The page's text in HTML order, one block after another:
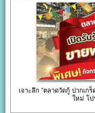
เจาะลึก “ตลาดวัดกู้ ปากเก
ใหม่ โป